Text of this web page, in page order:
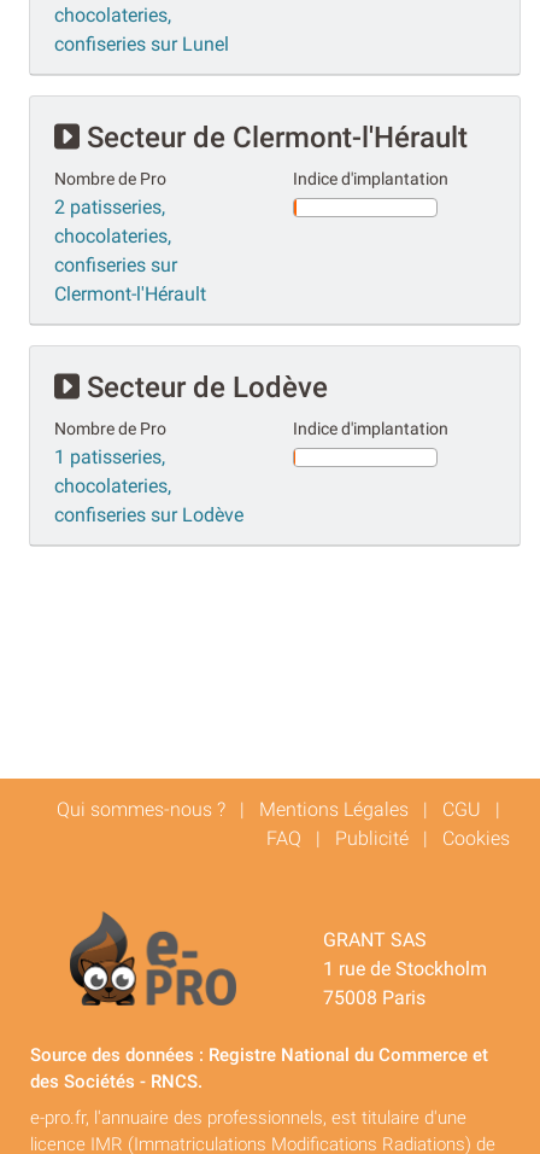
chocolateries,
confiseries sur Lunel
Secteur de Clermont-l'Hérault
Nombre de Pro
2 patisseries,
chocolateries,
confiseries sur
Clermont-l'Hérault
Indice d'implantation
Secteur de Lodève
Nombre de Pro
1 patisseries,
chocolateries,
confiseries sur Lodève
Indice d'implantation
Qui sommes-nous ? | Mentions Légales | CGU |
FAQ | Publicité | Cookies
GRANT SAS
1 rue de Stockholm
75008 Paris
Source des données : Registre National du Commerce et
des Sociétés - RNCS.
e-pro.fr, l'annuaire des professionnels, est titulaire d'une
licence IMR (Immatriculations Modifications Radiations) de